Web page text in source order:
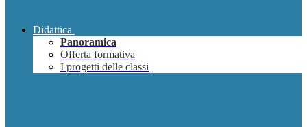
Didattica
Panoramica
Offerta formativa
I progetti delle classi